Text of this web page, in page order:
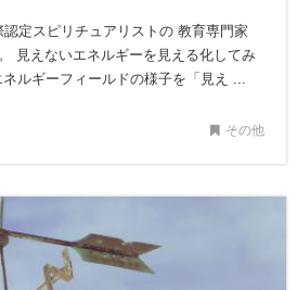
定スピリチュアリストの 教育専門家
見えないエネルギーを見える化してみ
ルギーフィールドの様子を「見え ...
その他